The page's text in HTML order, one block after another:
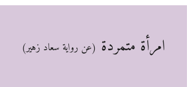
امرأة متمردة (عن رواية سعاد زهير)